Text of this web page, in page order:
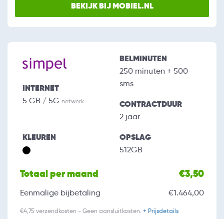
BEKIJK BIJ MOBIEL.NL
INTERNET
5 GB / 5G netwerk
BELMINUTEN
250 minuten + 500
sms
CONTRACTDUUR
2 jaar
KLEUREN OPSLAG
512GB
Totaal per maand €3,50
Eenmalige bijbetaling €1.464,00
€4,75 verzendkosten - Geen aansluitkosten. + Prijsdetails